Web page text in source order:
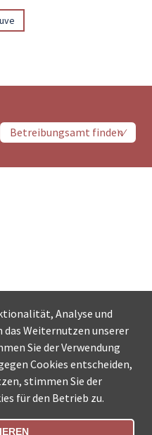
Analyse und
das Weiternutzen unserer
Sie der Verwendung
Cookies entscheiden,
stimmen Sie der
für den Betrieb zu.